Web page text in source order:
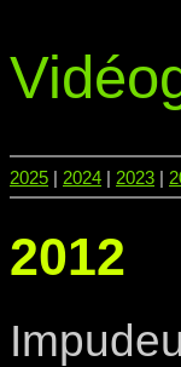
2025 | 2024 | 2023 |
2012